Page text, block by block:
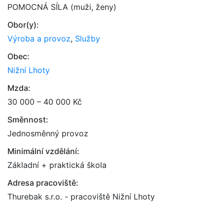
POMOCNÁ SÍLA (muži, ženy)
Obor(y):
Výroba a provoz, Služby
Obec:
Nižní Lhoty
Mzda:
30 000 – 40 000 Kč
Směnnost:
Jednosměnný provoz
Minimální vzdělání:
Základní + praktická škola
Adresa pracoviště:
Thurebak s.r.o. - pracoviště Nižní Lhoty